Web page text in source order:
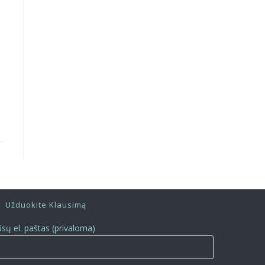
Užduokite Klausimą
el. paštas (privaloma)